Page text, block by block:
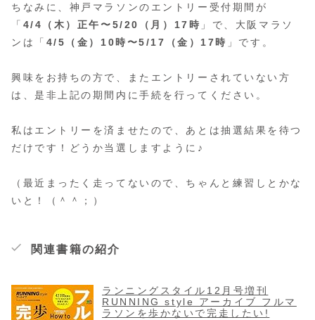
ちなみに、神戸マラソンのエントリー受付期間が
「 4/4（木）正午〜5/20（月）17時 」で、大阪マラソ
ンは「 4/5（金）10時〜5/17（金）17時 」です。
興味をお持ちの方で、またエントリーされていない方
は、是非上記の期間内に手続を行ってください。
私はエントリーを済ませたので、あとは抽選結果を待つ
だけです！どうか当選しますように♪
（最近まったく走ってないので、ちゃんと練習しとかな
いと！（＾＾；）
関連書籍の紹介
ランニングスタイル12月号増刊
RUNNING style アーカイブ フルマ
ラソンを歩かないで完走したい!